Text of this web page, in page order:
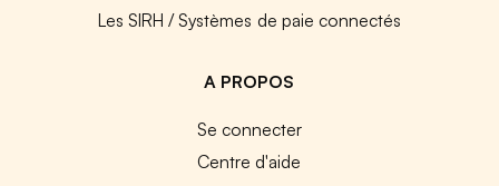
Les SIRH / Systèmes de paie connectés
A PROPOS
Se connecter
Centre d'aide